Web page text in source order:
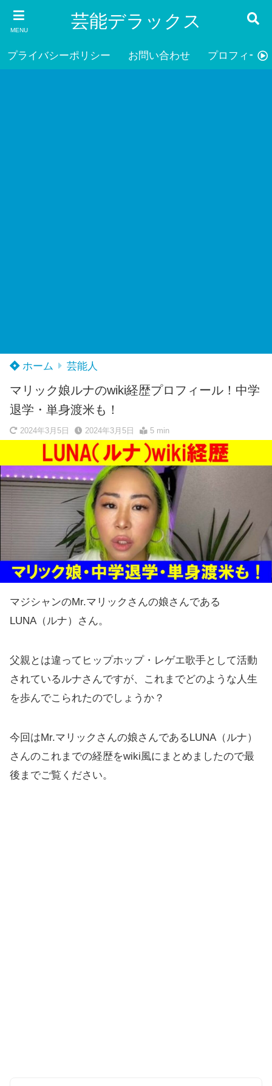
MENU 芸能デラックス
プライバシーポリシー お問い合わせ プロフィール
ホーム 芸能人
マリック娘ルナのwiki経歴プロフィール！中学
退学・単身渡米も！
2024年3月5日 2024年3月5日 5 min
マジシャンのMr.マリックさんの娘さんである
LUNA（ルナ）さん。
父親とは違ってヒップホップ・レゲエ歌手として活動
されているルナさんですが、これまでどのような人生
を歩んでこられたのでしょうか？
今回はMr.マリックさんの娘さんであるLUNA（ルナ）
さんのこれまでの経歴をwiki風にまとめましたので最
後までご覧ください。